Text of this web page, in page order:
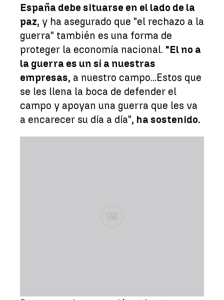
España debe situarse en el lado de la
paz, y ha asegurado que "el rechazo a la
guerra" también es una forma de
proteger la economía nacional. "El no a
la guerra es un sí a nuestras
empresas, a nuestro campo...Estos que
se les llena la boca de defender el
campo y apoyan una guerra que les va
a encarecer su día a día", ha sostenido.
Ad